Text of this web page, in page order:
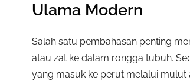
Ulama Modern
Salah satu pembahasan penting
atau zat ke dalam rongga tubuh.
yang masuk ke perut melalui mulut